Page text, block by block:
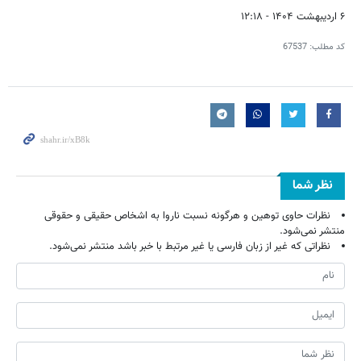
۶ اردیبهشت ۱۴۰۴ - ۱۲:۱۸
کد مطلب: 67537
نظر شما
نظرات حاوی توهین و هرگونه نسبت ناروا به اشخاص حقیقی و حقوقی
منتشر نمی‌شود.
نظراتی که غیر از زبان فارسی یا غیر مرتبط با خبر باشد منتشر نمی‌شود.